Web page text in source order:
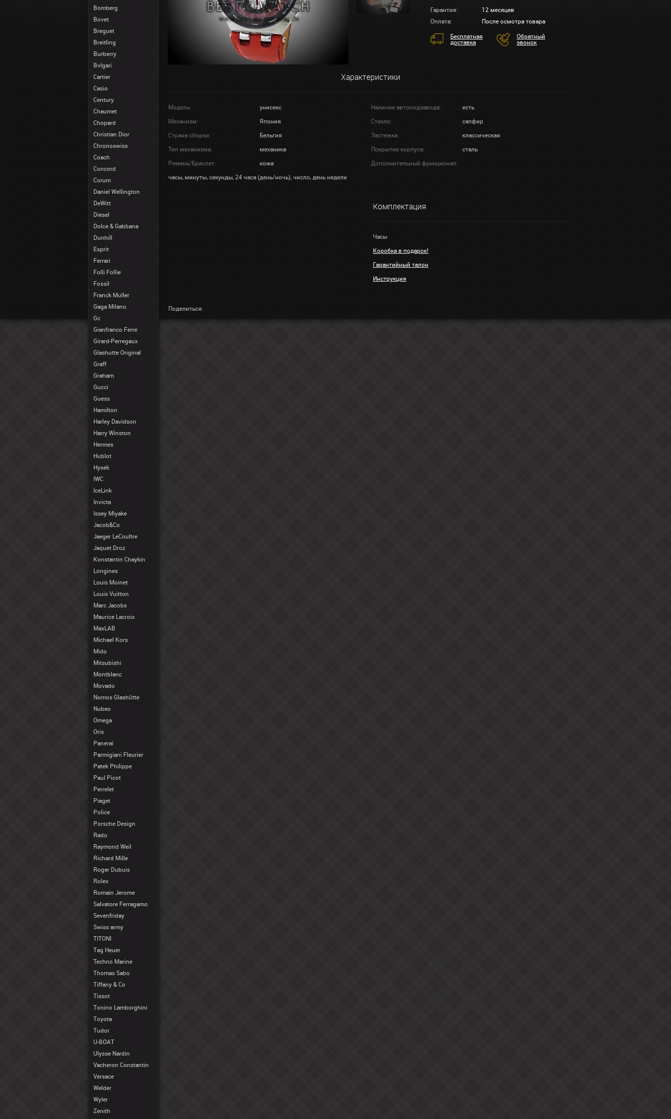
Bomberg
Bovet
Breguet
Breitling
Burberry
Bvlgari
Cartier
Casio
Century
Chaumet
Chopard
Christian Dior
Chronoswiss
Coach
Concord
Corum
Daniel Wellington
DeWitt
Diesel
Dolce & Gabbana
Dunhill
Esprit
Ferrari
Folli Follie
Fossil
Franck Muller
Gaga Milano
Gc
Gianfranco Ferre
Girard-Perregaux
Glashutte Original
Graff
Graham
Gucci
Guess
Hamilton
Harley Davidson
Harry Winston
Hermes
Hublot
Hysek
IWC
IceLink
Invicta
Issey Miyake
Jacob&Co
Jaeger LeCoultre
Jaquet Droz
Konstantin Chaykin
Longines
Louis Moinet
Louis Vuitton
Marc Jacobs
Maurice Lacroix
MaxLAB
Michael Kors
Mido
Mitsubishi
Montblanc
Movado
Nomos Glashütte
Nubeo
Omega
Oris
Panerai
Parmigiani Fleurier
Patek Philippe
Paul Picot
Perrelet
Piaget
Police
Porsche Design
Rado
Raymond Weil
Richard Mille
Roger Dubuis
Rolex
Romain Jerome
Salvatore Ferragamo
Sevenfriday
Swiss army
TITONI
Tag Heuer
Techno Marine
Thomas Sabo
Tiffany & Co
Tissot
Tonino Lamborghini
Toyota
Tudor
U-BOAT
Ulysse Nardin
Vacheron Constantin
Versace
Welder
Wyler
Zenith
Гарантия:
12 месяцев
Оплата:
После осмотра товара
Бесплатная
доставка
Обратный
звонок
Характеристики
Модель: унисекс Наличие автоподзавода:
есть
Механизм:
Япония Стекло:
сапфир
Страна сборки:
Бельгия Застежка:
классическая
Тип механизма:
механика Покрытие корпуса:
сталь
Ремень/Браслет:
кожа
Дополнительный функционал:
часы, минуты, секунды, 24 часа (день/ночь), число, день недели
Комплектация
Часы
Коробка в подарок!
Гарантийный талон
Инструкция
Поделиться: